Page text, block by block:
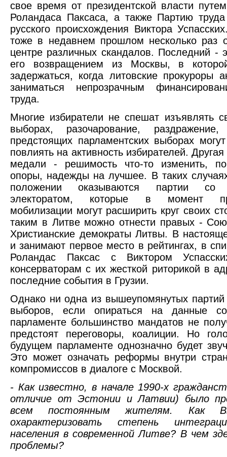
свое время от президентской власти
Роландаса Паксаса, а также Партию
русского происхождения Виктора
тоже в недавнем прошлом несколько раз
центре различных скандалов. Последний -
его возвращением из Москвы, в
задержаться, когда литовские прокуроры
заниматься непрозрачным
труда.
Многие избиратели не спешат изъявлять
выборах, разочарование,
предстоящих парламентских выборах могут
повлиять на активность избирателей.
медали - решимость что-то изменить,
опоры, надежды на лучшее. В таких
положении оказываются партии со
электоратом, которые в момент
мобилизации могут расширить круг своих
таким в Литве можно отнести правых -
Христианские демократы Литвы. В
и занимают первое место в рейтингах, в
Роландас Паксас с Виктором
консерваторам с их жесткой риторикой в
последние события в Грузии.
Однако ни одна из вышеупомянутых партий
выборов, если опираться на данные
парламенте большинство мандатов не
предстоят переговоры, коалиции. Но
будущем парламенте однозначно будет
Это может означать реформы внутри
компромиссов в диалоге с Москвой.
- Как известно, в начале 1990-х
отличие от Эстонии и Латвии) было
всем постоянным жителям. Как
охарактеризовать степень
населения в современной Литве? В чем
проблемы?